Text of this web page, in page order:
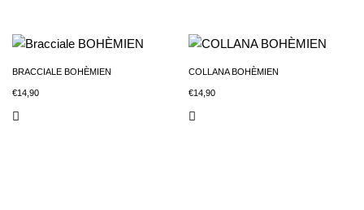
BRACCIALE BOHÈMIEN
€14,90
COLLANA BOHÈMIEN
€14,90